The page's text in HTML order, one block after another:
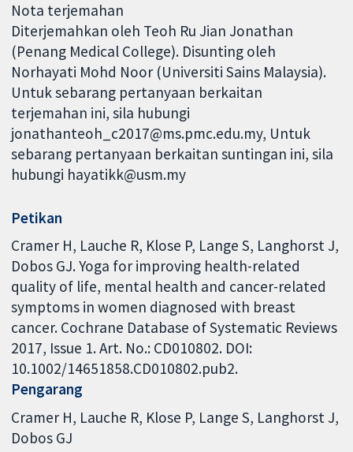
Nota terjemahan
Diterjemahkan oleh Teoh Ru Jian Jonathan
(Penang Medical College). Disunting oleh
Norhayati Mohd Noor (Universiti Sains Malaysia).
Untuk sebarang pertanyaan berkaitan
terjemahan ini, sila hubungi
jonathanteoh_c2017@ms.pmc.edu.my, Untuk
sebarang pertanyaan berkaitan suntingan ini, sila
hubungi hayatikk@usm.my
Petikan
Cramer H, Lauche R, Klose P, Lange S, Langhorst J,
Dobos GJ. Yoga for improving health-related
quality of life, mental health and cancer-related
symptoms in women diagnosed with breast
cancer. Cochrane Database of Systematic Reviews
2017, Issue 1. Art. No.: CD010802. DOI:
10.1002/14651858.CD010802.pub2.
Pengarang
Cramer H Lauche R Klose P Lange S Langhorst J
Dobos GJ